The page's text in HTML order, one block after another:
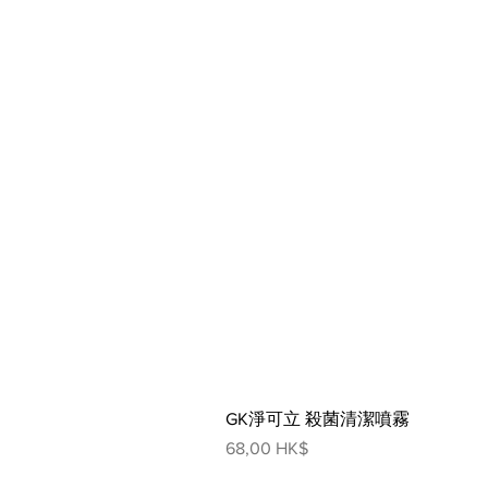
GK淨可立 殺菌清潔噴霧
價格
68,00 HK$